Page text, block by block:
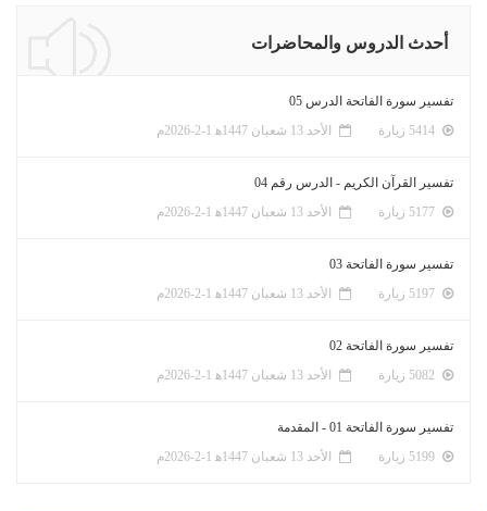
أحدث الدروس والمحاضرات
تفسير سورة الفاتحة الدرس 05
الأحد 13 شعبان 1447ﻫ 1-2-2026م
تفسير القرآن الكريم - الدرس رقم 04
الأحد 13 شعبان 1447ﻫ 1-2-2026م
تفسير سورة الفاتحة 03
الأحد 13 شعبان 1447ﻫ 1-2-2026م
تفسير سورة الفاتحة 02
الأحد 13 شعبان 1447ﻫ 1-2-2026م
تفسير سورة الفاتحة 01 - المقدمة
الأحد 13 شعبان 1447ﻫ 1-2-2026م